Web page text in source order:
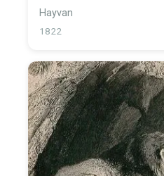
Hayvan
1822